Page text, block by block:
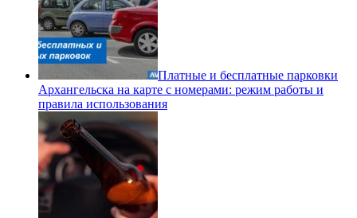
Платные и бесплатные парковки
Архангельска на карте с номерами: режим работы и
правила использования